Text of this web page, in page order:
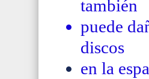
también
puede
discos
en la